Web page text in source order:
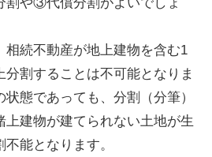
続不動産が地上建物を含む1
割することは不可能となりま
態であっても、分割（分筆）
上建物が建てられない土地が生
能となります。